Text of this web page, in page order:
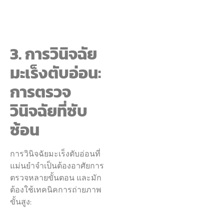
3. การวินิจฉัย
มะเร็งตับอ่อน:
การตรวจ
วินิจฉัยที่ซับ
ซ้อน
การวินิจฉัยมะเร็งตับอ่อนที่
แม่นยำจำเป็นต้องอาศัยการ
ตรวจหลายขั้นตอน และมัก
ต้องใช้เทคนิคการถ่ายภาพ
ขั้นสูง: